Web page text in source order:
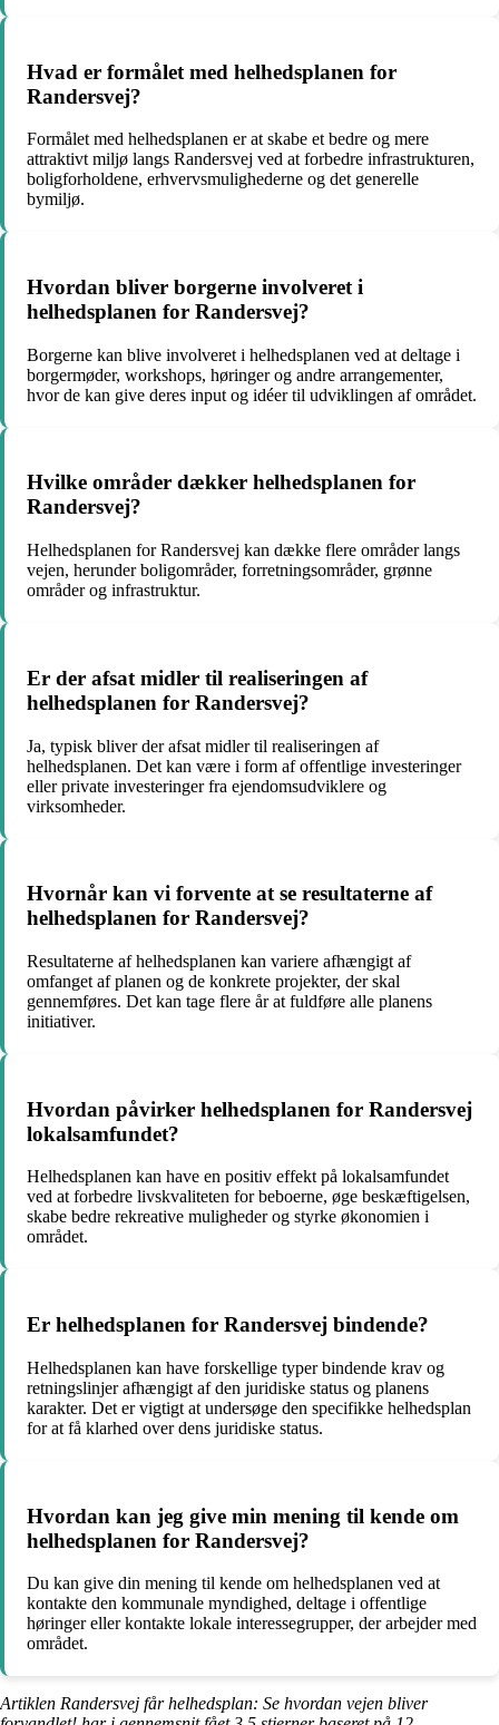
Hvad er formålet med helhedsplanen for
Randersvej?
Formålet med helhedsplanen er at skabe et bedre og mere
attraktivt miljø langs Randersvej ved at forbedre infrastrukturen,
boligforholdene, erhvervsmulighederne og det generelle
bymiljø.
Hvordan bliver borgerne involveret i
helhedsplanen for Randersvej?
Borgerne kan blive involveret i helhedsplanen ved at deltage i
borgermøder, workshops, høringer og andre arrangementer,
hvor de kan give deres input og idéer til udviklingen af området.
Hvilke områder dækker helhedsplanen for
Randersvej?
Helhedsplanen for Randersvej kan dække flere områder langs
vejen, herunder boligområder, forretningsområder, grønne
områder og infrastruktur.
Er der afsat midler til realiseringen af
helhedsplanen for Randersvej?
Ja, typisk bliver der afsat midler til realiseringen af
helhedsplanen. Det kan være i form af offentlige investeringer
eller private investeringer fra ejendomsudviklere og
virksomheder.
Hvornår kan vi forvente at se resultaterne af
helhedsplanen for Randersvej?
Resultaterne af helhedsplanen kan variere afhængigt af
omfanget af planen og de konkrete projekter, der skal
gennemføres. Det kan tage flere år at fuldføre alle planens
initiativer.
Hvordan påvirker helhedsplanen for Randersvej
lokalsamfundet?
Helhedsplanen kan have en positiv effekt på lokalsamfundet
ved at forbedre livskvaliteten for beboerne, øge beskæftigelsen,
skabe bedre rekreative muligheder og styrke økonomien i
området.
Er helhedsplanen for Randersvej bindende?
Helhedsplanen kan have forskellige typer bindende krav og
retningslinjer afhængigt af den juridiske status og planens
karakter. Det er vigtigt at undersøge den specifikke helhedsplan
for at få klarhed over dens juridiske status.
Hvordan kan jeg give min mening til kende om
helhedsplanen for Randersvej?
Du kan give din mening til kende om helhedsplanen ved at
kontakte den kommunale myndighed, deltage i offentlige
høringer eller kontakte lokale interessegrupper, der arbejder med
området.
Artiklen Randersvej får helhedsplan: Se hvordan vejen bliver